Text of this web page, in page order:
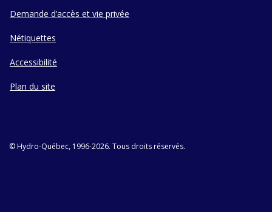
Demande d’accès et vie privée
Nétiquettes
Accessibilité
Plan du site
© Hydro-Québec, 1996-2026. Tous droits réservés.